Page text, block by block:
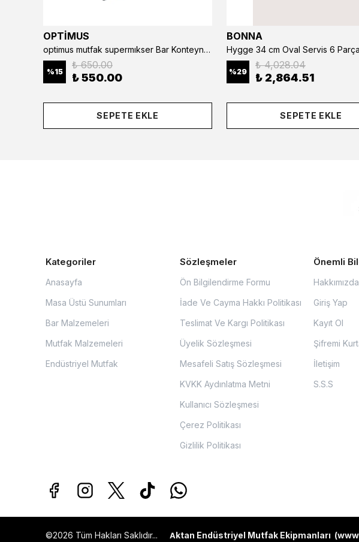
OPTİMUS
optimus mutfak supermıkser Bar Konteyner 6'lı 50×16×9 cm Kapaklı Polikarbon Organizer Bar & Kafe
%15
₺ 650.00
₺ 550.00
SEPETE EKLE
BONNA
Hygge 34 cm Oval Servis 6 Parça
%29
₺ 4,028.04
₺ 2,864.51
SEPETE EKLE
Kategoriler
Anasayfa
Masa Üstü Sunumları
Bar Malzemeleri
Mutfak Malzemeleri
Endüstriyel Mutfak
Sözleşmeler
Ön Bilgilendirme Formu
İade Ve Cayma Hakkı Politikası
Teslimat Ve Kargı Politikası
Üyelik Sözleşmesi
Mesafeli Satış Sözleşmesi
KVKK Aydınlatma Metni
Kullanıcı Sözleşmesi
Çerez Politikası
Gizlilik Politikası
Önemli
Hakkımızda
Giriş Yap
Kayıt Ol
Şifremi
İletişim
S.S.S
©2026 Tüm Hakları Saklıdır... Aktan Endüstriyel Mutfak Ekipmanları (